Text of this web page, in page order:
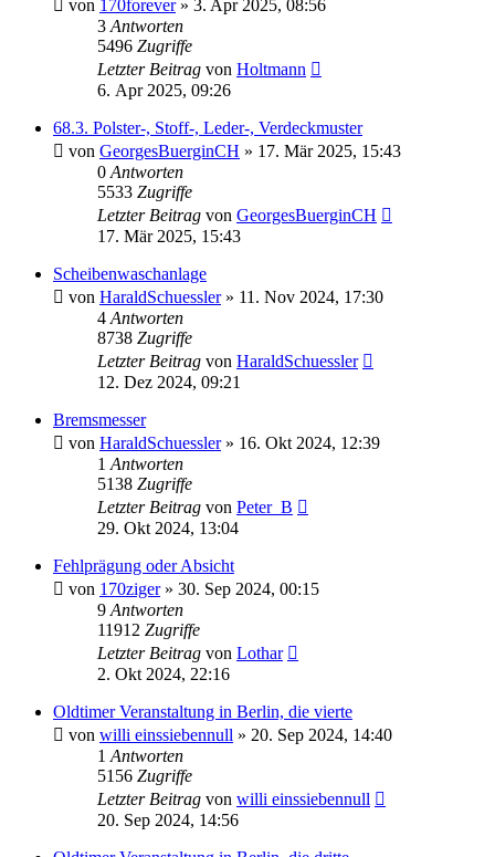
von 170forever» 3. Apr 2025, 08:56
3 Antworten
5496 Zugriffe
Letzter Beitrag von Holtmann
6. Apr 2025, 09:26
68.3. Polster-, Stoff-, Leder-, Verdeckmuster
von GeorgesBuerginCH » 17. Mär 2025, 15:43
0 Antworten
5533 Zugriffe
Letzter Beitrag von GeorgesBuerginCH
17. Mär 2025, 15:43
Scheibenwaschanlage
von HaraldSchuessler» 11. Nov 2024, 17:30
4 Antworten
8738 Zugriffe
Letzter Beitrag von HaraldSchuessler
12. Dez 2024, 09:21
Bremsmesser
von HaraldSchuessler» 16. Okt 2024, 12:39
1 Antworten
5138 Zugriffe
Letzter Beitrag von Peter_B
29. Okt 2024, 13:04
Fehlprägung oder Absicht
von 170ziger» 30. Sep 2024, 00:15
9 Antworten
11912 Zugriffe
Letzter Beitrag von Lothar
2. Okt 2024, 22:16
Oldtimer Veranstaltung in Berlin, die vierte
von willi einssiebennull » 20. Sep 2024, 14:40
1 Antworten
5156 Zugriffe
Letzter Beitrag von willi einssiebennull
20. Sep 2024, 14:56